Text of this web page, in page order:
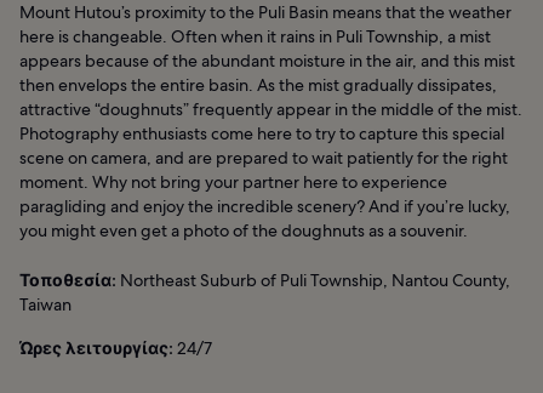
Mount Hutou’s proximity to the Puli Basin means that the weather
here is changeable. Often when it rains in Puli Township, a mist
appears because of the abundant moisture in the air, and this mist
then envelops the entire basin. As the mist gradually dissipates,
attractive “doughnuts” frequently appear in the middle of the mist.
Photography enthusiasts come here to try to capture this special
scene on camera, and are prepared to wait patiently for the right
moment. Why not bring your partner here to experience
paragliding and enjoy the incredible scenery? And if you’re lucky,
you might even get a photo of the doughnuts as a souvenir.
Τοποθεσία: Northeast Suburb of Puli Township, Nantou County,
Taiwan
Ώρες λειτουργίας: 24/7